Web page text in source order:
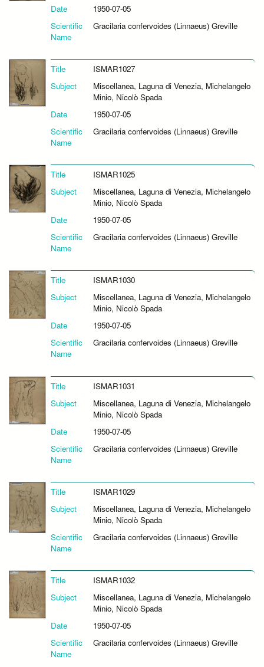
Date
1950-07-05
Scientific
Name
Gracilaria confervoides (Linnaeus) Greville
Title
ISMAR1027
Subject
Miscellanea, Laguna di Venezia, Michelangelo
Minio, Nicolò Spada
Date
1950-07-05
Scientific
Name
Gracilaria confervoides (Linnaeus) Greville
Title
ISMAR1025
Subject
Miscellanea, Laguna di Venezia, Michelangelo
Minio, Nicolò Spada
Date
1950-07-05
Scientific
Name
Gracilaria confervoides (Linnaeus) Greville
Title
ISMAR1030
Subject
Miscellanea, Laguna di Venezia, Michelangelo
Minio, Nicolò Spada
Date
1950-07-05
Scientific
Name
Gracilaria confervoides (Linnaeus) Greville
Title
ISMAR1031
Subject
Miscellanea, Laguna di Venezia, Michelangelo
Minio, Nicolò Spada
Date
1950-07-05
Scientific
Name
Gracilaria confervoides (Linnaeus) Greville
Title
ISMAR1029
Subject
Miscellanea, Laguna di Venezia, Michelangelo
Minio, Nicolò Spada
Scientific
Name
Gracilaria confervoides (Linnaeus) Greville
Title
ISMAR1032
Subject
Miscellanea, Laguna di Venezia, Michelangelo
Minio, Nicolò Spada
Date
1950-07-05
Scientific
Name
Gracilaria confervoides (Linnaeus) Greville